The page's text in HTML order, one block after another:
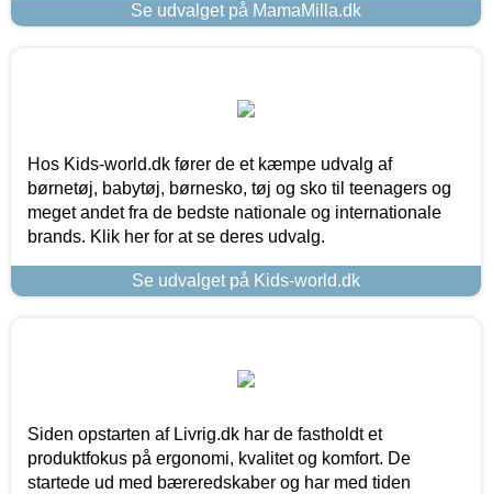
Se udvalget på MamaMilla.dk
Hos Kids-world.dk fører de et kæmpe udvalg af
børnetøj, babytøj, børnesko, tøj og sko til teenagers og
meget andet fra de bedste nationale og internationale
brands. Klik her for at se deres udvalg.
Se udvalget på Kids-world.dk
Siden opstarten af Livrig.dk har de fastholdt et
produktfokus på ergonomi, kvalitet og komfort. De
startede ud med bæreredskaber og har med tiden